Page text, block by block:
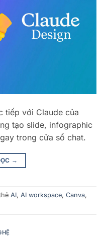
tiếp với Claude của
tạo slide, infographic
trong cửa sổ chat.
→
AI, AI workspace, Canva,